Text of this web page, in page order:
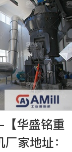
华盛铭重
家地址：